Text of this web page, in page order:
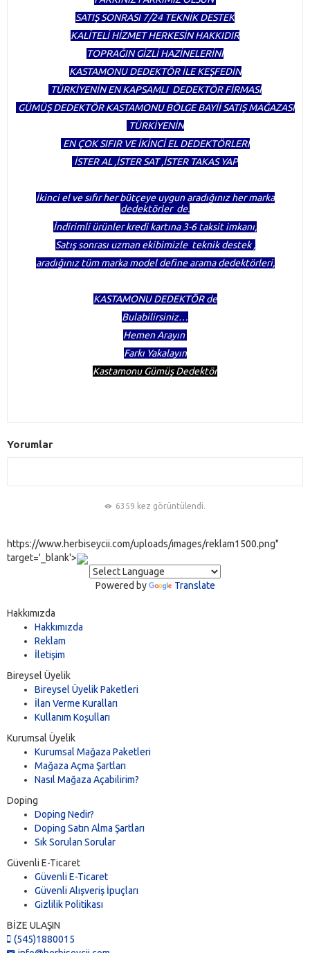
SATIŞ SONRASI 7/24 TEKNİK DESTEK
KALİTELİ HİZMET HERKESİN HAKKIDIR
TOPRAĞIN GİZLİ HAZİNELERİNİ
KASTAMONU DEDEKTÖR İLE KEŞFEDİN
TÜRKİYENİN EN KAPSAMLI DEDEKTÖR FİRMASI
GÜMÜŞ DEDEKTÖR KASTAMONU BÖLGE BAYİİ SATIŞ MAĞAZASI
TÜRKİYENİN
EN ÇOK SIFIR VE İKİNCİ EL DEDEKTÖRLERİ
İSTER AL ,İSTER SAT ,İSTER TAKAS YAP
İkinci el ve sıfır her bütçeye uygun aradığınız her marka
dedektörler de.
İndirimli ürünler kredi kartına 3-6 taksit imkanı,
Satış sonrası uzman ekibimizle teknik destek ,
aradığınız tüm marka model define arama dedektörleri,
KASTAMONU DEDEKTÖR de
Bulabilirsiniz…
Hemen Arayın
Farkı Yakalayın
Kastamonu Gümüş Dedektör
Yorumlar
6359 kez görüntülendi.
https://www.herbiseycii.com/uploads/images/reklam1500.png"
target='_blank'>
Powered by Translate
Hakkımızda
Hakkımızda
Reklam
İletişim
Bireysel Üyelik
Bireysel Üyelik Paketleri
İlan Verme Kuralları
Kullanım Koşulları
Kurumsal Üyelik
Kurumsal Mağaza Paketleri
Mağaza Açma Şartları
Nasıl Mağaza Açabilirim?
Doping
Doping Nedir?
Doping Satın Alma Şartları
Sık Sorulan Sorular
Güvenli E-Ticaret
Güvenli E-Ticaret
Güvenli Alışveriş İpuçları
Gizlilik Politikası
BİZE ULAŞIN
(545)1880015